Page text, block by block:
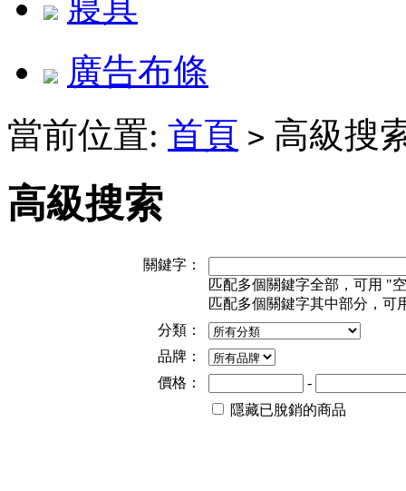
廣告布條
當前位置: 首頁 > 高級搜
高級搜索
關鍵字：
匹配多個關鍵字全部，可用 "
匹配多個關鍵字其中部分，可
分類：
品牌：
價格：
-
隱藏已脫銷的商品